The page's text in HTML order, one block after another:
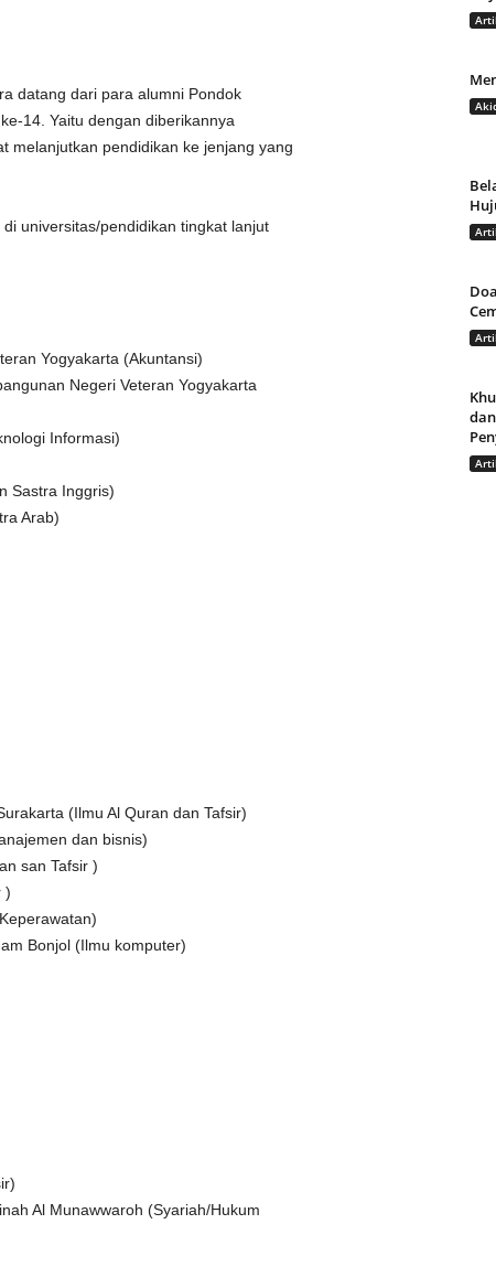
datang dari para alumni Pondok
14. Yaitu dengan diberikannya
melanjutkan pendidikan ke jenjang yang
universitas/pendidikan tingkat lanjut
Yogyakarta (Akuntansi)
Negeri Veteran Yogyakarta
Informasi)
Sastra Inggris)
Arab)
(Ilmu Al Quran dan Tafsir)
dan bisnis)
san Tafsir )
)
Bonjol (Ilmu komputer)
Al Munawwaroh (Syariah/Hukum